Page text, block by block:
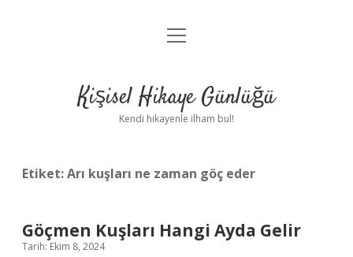
Anasayfa
Yasal Uyarı
menüyü
Kişisel Hikaye Günlüğü
Kendi hikayenle ilham bul!
Etiket:Arı kuşları ne zaman göç eder
Göçmen Kuşları Hangi Ayda Gelir
Tarih: Ekim 8, 2024